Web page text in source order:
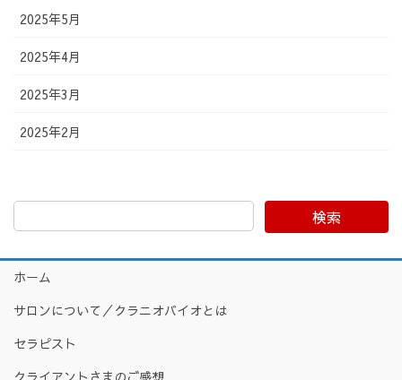
2025年5月
2025年4月
2025年3月
2025年2月
検索
ホーム
サロンについて／クラニオバイオとは
セラピスト